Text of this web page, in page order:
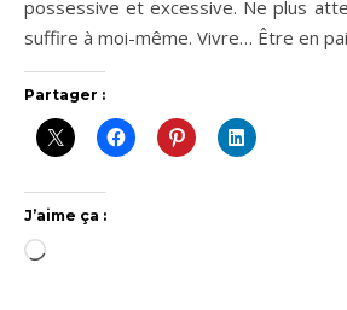
possessive et excessive. Ne plus
suffire à moi-même. Vivre… Être en
Partager :
J’aime ça :
Chargement…